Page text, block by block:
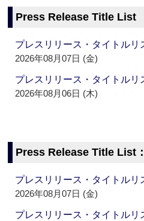
Press Release Title List
プレスリリース・タイトル
2026年08月07日 (金)
プレスリリース・タイトル
2026年08月06日 (木)
Press Release Title List
プレスリリース・タイトル
2026年08月07日 (金)
プレスリリース・タイトル